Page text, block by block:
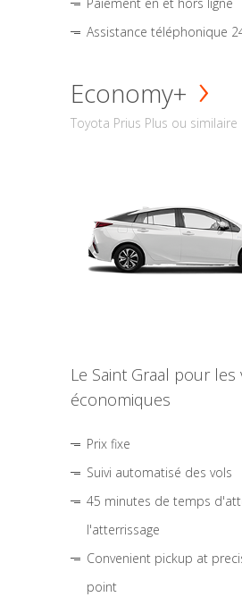
Assistance téléphonique
Economy+
Toyota Prius Plus ou similaire
Le Saint Graal pour les
économiques
Prix fixe
Suivi automatisé des vols
45 minutes de temps
l'atterrissage
Convenient pickup at
point